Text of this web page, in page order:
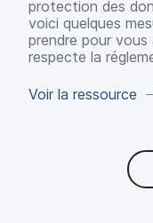
protection des
voici quelques
prendre pour
respecte la
Voir la ressource